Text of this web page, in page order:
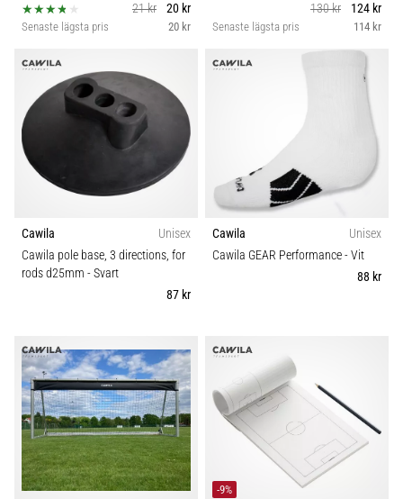
21 kr
20 kr
Senaste lägsta pris 20 kr
130 kr
124 kr
Senaste lägsta pris 114 kr
Cawila
Unisex
Cawila pole base, 3 directions, for
rods d25mm - Svart
87 kr
Cawila
Unisex
Cawila GEAR Performance- Vit
88 kr
-9%